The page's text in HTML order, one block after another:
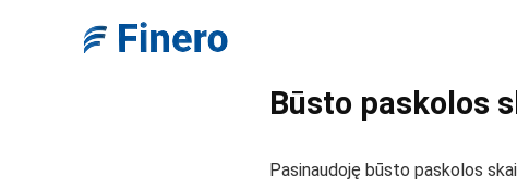
Būsto paskolos
Pasinaudoję būsto paskolos